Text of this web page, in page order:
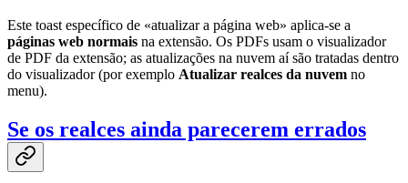
Este toast específico de «atualizar a página web» aplica-se a
páginas web normais na extensão. Os PDFs usam o visualizador
de PDF da extensão; as atualizações na nuvem aí são tratadas dentro
do visualizador (por exemplo Atualizar realces da nuvem no
menu).
Se os realces ainda parecerem errados